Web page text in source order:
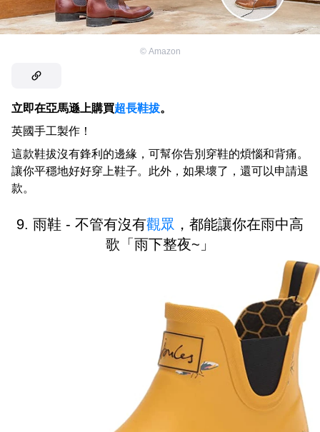
© Amazon
立即在亞馬遜上購買超長鞋拔。
英國手工製作！
這款鞋拔沒有鋒利的邊緣，可幫你告別穿鞋的煩惱和背痛。
讓你平穩地好好穿上鞋子。此外，如果壞了，還可以申請退
款。
9. 雨鞋 - 不管有沒有觀眾 ，都能讓你在雨中高
歌「雨下整夜~」